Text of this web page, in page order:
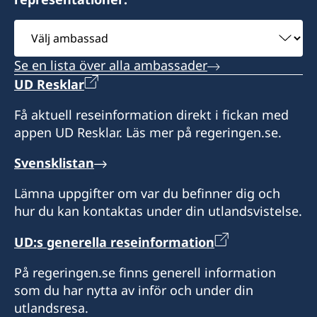
Välj
ambassad
Se en lista över alla ambassader
UD Resklar
Få aktuell reseinformation direkt i fickan med
appen UD Resklar. Läs mer på regeringen.se.
Svensklistan
Lämna uppgifter om var du befinner dig och
hur du kan kontaktas under din utlandsvistelse.
UD:s generella reseinformation
På regeringen.se finns generell information
som du har nytta av inför och under din
utlandsresa.